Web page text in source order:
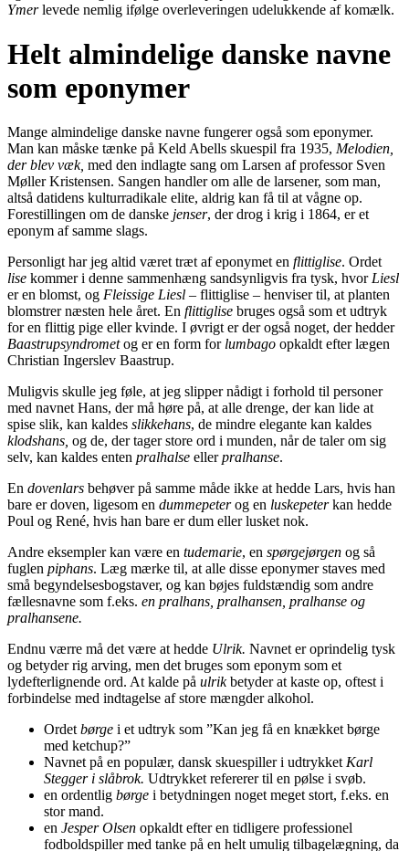
Ymerlevede nemlig ifølge overleveringen udelukkende af komælk.
Helt almindelige danske navne
som eponymer
Mange almindelige danske navne fungerer også som eponymer.
Man kan måske tænke på Keld Abells skuespil fra 1935, Melodien,
der blev væk, med den indlagte sang om Larsen af professor Sven
Møller Kristensen. Sangen handler om alle de larsener, som man,
altså datidens kulturradikale elite, aldrig kan få til at vågne op.
Forestillingen om de danske jenser, der drog i krig i 1864, er et
eponym af samme slags.
Personligt har jeg altid været træt af eponymet en flittiglise. Ordet
lise kommer i denne sammenhæng sandsynligvis fra tysk, hvorLiesl
er en blomst, og Fleissige Liesl – flittiglise – henviser til, at planten
blomstrer næsten hele året. En flittiglise bruges også som et udtryk
for en flittig pige eller kvinde. I øvrigt er der også noget, der hedder
Baastrupsyndrometog er en form for lumbago opkaldt efter lægen
Christian Ingerslev Baastrup.
Muligvis skulle jeg føle, at jeg slipper nådigt i forhold til personer
med navnet Hans, der må høre på, at alle drenge, der kan lide at
spise slik, kan kaldes slikkehans, de mindre elegante kan kaldes
klodshans, og de, der tager store ord i munden, når de taler om sig
selv, kan kaldes enten pralhalse ellerpralhanse.
En dovenlars behøver på samme måde ikke at hedde Lars, hvis han
bare er doven, ligesom en dummepeterog en luskepeterkan hedde
Poul og René, hvis han bare er dum eller lusket nok.
Andre eksempler kan være en tudemarie, en spørgejørgen og så
fuglen piphans. Læg mærke til, at alle disse eponymer staves med
små begyndelsesbogstaver, og kan bøjes fuldstændig som andre
fællesnavne som f.eks. en pralhans, pralhansen, pralhanse og
pralhansene.
Endnu værre må det være at hedde Ulrik. Navnet er oprindelig tysk
og betyder rig arving, men det bruges som eponym som et
lydefterlignende ord. At kalde på ulrikbetyder at kaste op, oftest i
forbindelse med indtagelse af store mængder alkohol.
Ordetbørge i et udtryk som ”Kan jeg få en knækket børge
med ketchup?”
Navnet på en populær, dansk skuespiller i udtrykketKarl
Stegger i slåbrok. Udtrykket refererer til en pølse i svøb.
en ordentlig børge i betydningen noget meget stort, f.eks. en
stor mand.
en Jesper Olsen opkaldt efter en tidligere professionel
fodboldspiller med tanke på en helt umulig tilbagelægning, da